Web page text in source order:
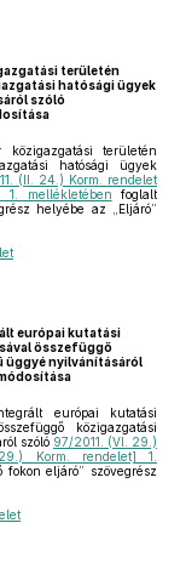
területén
hatósági ügyek
szóló
területén
hatósági ügyek
(II. 24.) Korm. rendelet
mellékletében foglalt
helyébe az „Eljáró”
európai kutatási
összefüggő
üggyé nyilvánításáról
európai kutatási
közigazgatási
szóló 97/2011. (VI. 29.)
Korm. rendelet] 1.
fokon eljáró” szövegrész